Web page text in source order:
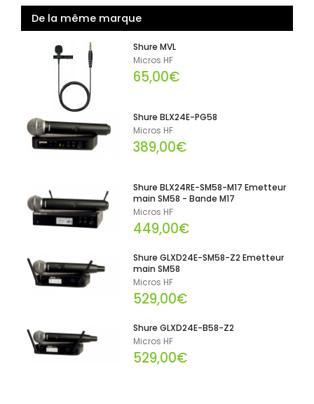
De la même marque
Shure MVL
Micros HF
65,00€
Shure BLX24E-PG58
Micros HF
389,00€
Shure BLX24RE-SM58-M17 Emetteur
main SM58 - Bande M17
Micros HF
449,00€
Shure GLXD24E-SM58-Z2 Emetteur
main SM58
Micros HF
529,00€
Shure GLXD24E-B58-Z2
Micros HF
529,00€